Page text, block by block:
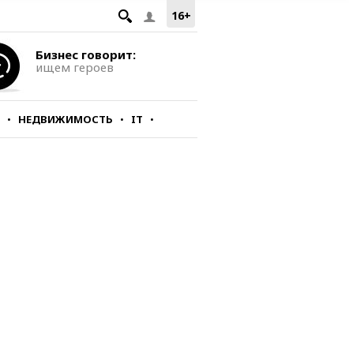
16+
Бизнес говорит:
ищем героев
НЕДВИЖИМОСТЬ IT